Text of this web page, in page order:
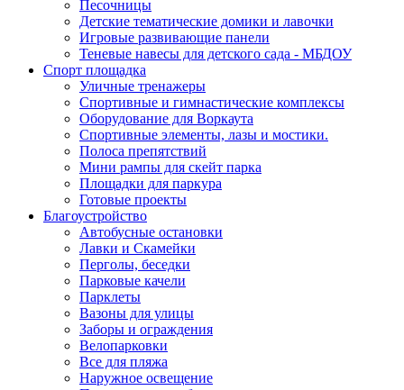
Песочницы
Детские тематические домики и лавочки
Игровые развивающие панели
Теневые навесы для детского сада - МБДОУ
Спорт площадка
Уличные тренажеры
Спортивные и гимнастические комплексы
Оборудование для Воркаута
Спортивные элементы, лазы и мостики.
Полоса препятствий
Мини рампы для скейт парка
Площадки для паркура
Готовые проекты
Благоустройство
Автобусные остановки
Лавки и Скамейки
Перголы, беседки
Парковые качели
Парклеты
Вазоны для улицы
Заборы и ограждения
Велопарковки
Все для пляжа
Наружное освещение